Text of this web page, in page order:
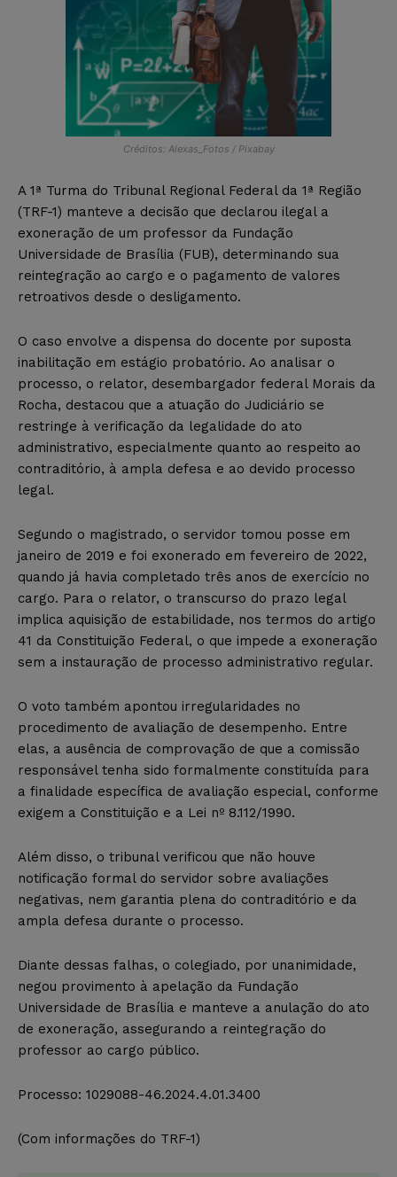
Créditos: Alexas_Fotos / Pixabay
A 1ª Turma do Tribunal Regional Federal da 1ª Região
(TRF-1) manteve a decisão que declarou ilegal a
exoneração de um professor da Fundação
Universidade de Brasília (FUB), determinando sua
reintegração ao cargo e o pagamento de valores
retroativos desde o desligamento.
O caso envolve a dispensa do docente por suposta
inabilitação em estágio probatório. Ao analisar o
processo, o relator, desembargador federal Morais da
Rocha, destacou que a atuação do Judiciário se
restringe à verificação da legalidade do ato
administrativo, especialmente quanto ao respeito ao
contraditório, à ampla defesa e ao devido processo
legal.
Segundo o magistrado, o servidor tomou posse em
janeiro de 2019 e foi exonerado em fevereiro de 2022,
quando já havia completado três anos de exercício no
cargo. Para o relator, o transcurso do prazo legal
implica aquisição de estabilidade, nos termos do artigo
41 da Constituição Federal, o que impede a exoneração
sem a instauração de processo administrativo regular.
O voto também apontou irregularidades no
procedimento de avaliação de desempenho. Entre
elas, a ausência de comprovação de que a comissão
responsável tenha sido formalmente constituída para
a finalidade específica de avaliação especial, conforme
exigem a Constituição e a Lei nº 8.112/1990.
Além disso, o tribunal verificou que não houve
notificação formal do servidor sobre avaliações
negativas, nem garantia plena do contraditório e da
ampla defesa durante o processo.
Diante dessas falhas, o colegiado, por unanimidade,
negou provimento à apelação da Fundação
Universidade de Brasília e manteve a anulação do ato
de exoneração, assegurando a reintegração do
professor ao cargo público.
Processo: 1029088-46.2024.4.01.3400
(Com informações do TRF-1)